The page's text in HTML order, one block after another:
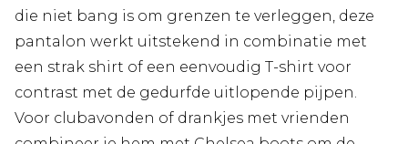
die niet bang is om grenzen te verleggen, deze
pantalon werkt uitstekend in combinatie met
een strak shirt of een eenvoudig T-shirt voor
contrast met de gedurfde uitlopende pijpen.
Voor clubavonden of drankjes met vrienden